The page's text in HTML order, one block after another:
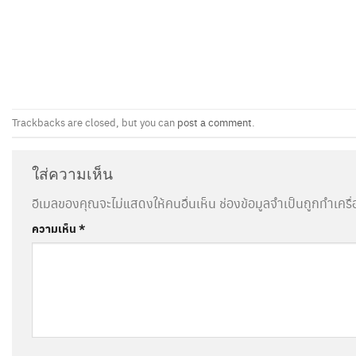
Trackbacks are closed, but you can post a comment.
ใส่ความเห็น
อีเมลของคุณจะไม่แสดงให้คนอื่นเห็น ช่องข้อมูลจำเป็นถูกทำเค
ความเห็น*